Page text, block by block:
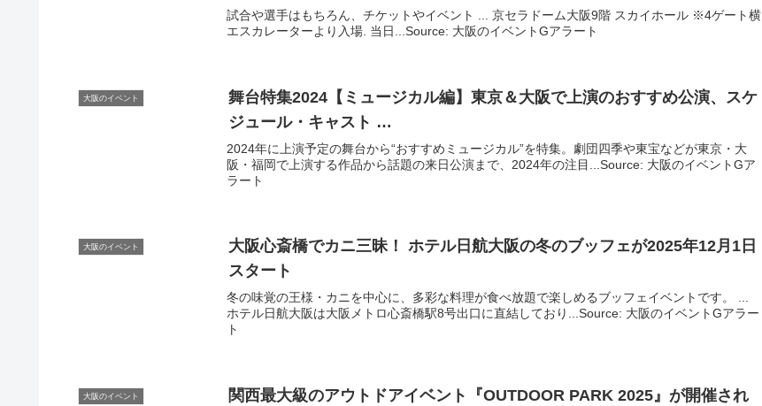
試合や選手はもちろん、チケットやイベント ... 京セラドーム大阪9階 スカイホール ※4ゲート横
エスカレーターより入場. 当日...Source: 大阪のイベントGアラート
大阪のイベント 舞台特集2024【ミュージカル編】東京＆大阪で上演のおすすめ公演、スケ
ジュール・キャスト …
2024年に上演予定の舞台から“おすすめミュージカル”を特集。劇団四季や東宝などが東京・大
阪・福岡で上演する作品から話題の来日公演まで、2024年の注目...Source: 大阪のイベントGア
ラート
大阪のイベント 大阪心斎橋でカニ三昧！ ホテル日航大阪の冬のブッフェが2025年12月1日
スタート
冬の味覚の王様・カニを中心に、多彩な料理が食べ放題で楽しめるブッフェイベントです。 ...
ホテル日航大阪は大阪メトロ心斎橋駅8号出口に直結しており...Source: 大阪のイベントGアラー
ト
大阪のイベント 関西最大級のアウトドアイベント
『OUTDOOR PARK 2025』が開催され